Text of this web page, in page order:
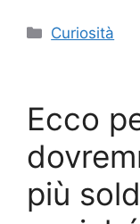
Categorie
Curiosità
Ecco
più